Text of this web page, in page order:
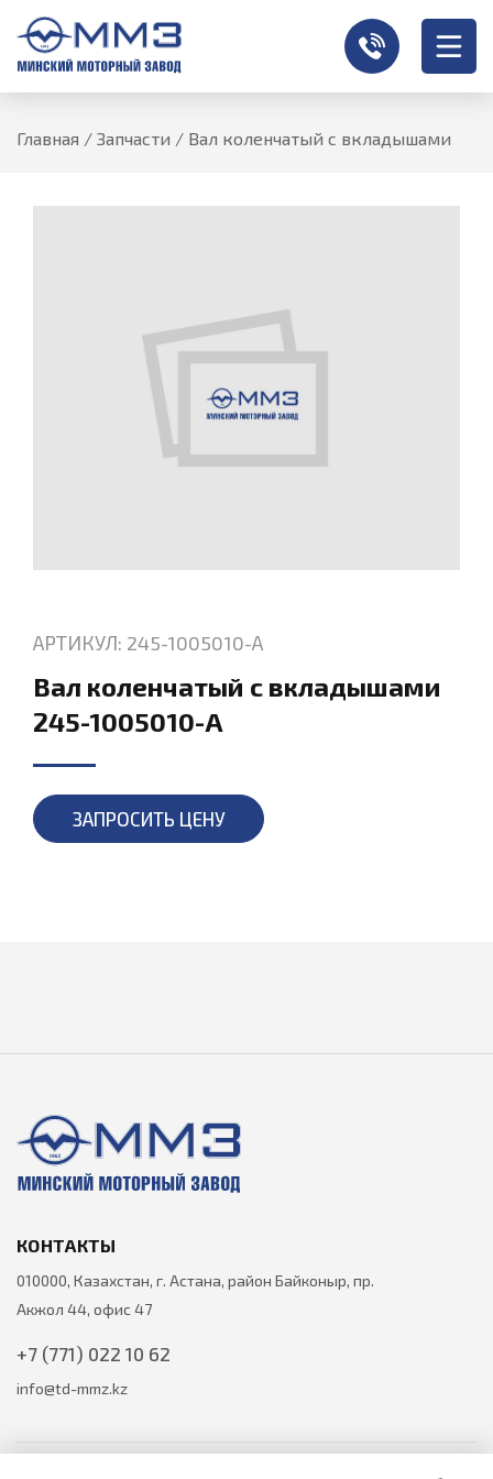
Главная / Запчасти / Вал коленчатый с вкладышами
АРТИКУЛ: 245-1005010-А
Вал коленчатый с вкладышами
245-1005010-А
ЗАПРОСИТЬ ЦЕНУ
КОНТАКТЫ
010000, Казахстан, г. Астана, район Байконыр, пр.
Акжол 44, офис 47
+7 (771) 022 10 62
info@td-mmz.kz